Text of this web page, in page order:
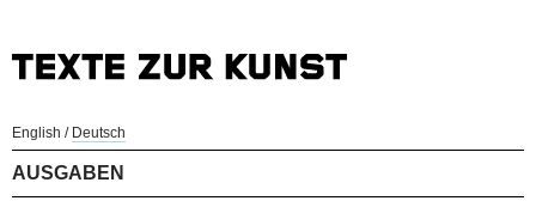
English / Deutsch
AUSGABEN